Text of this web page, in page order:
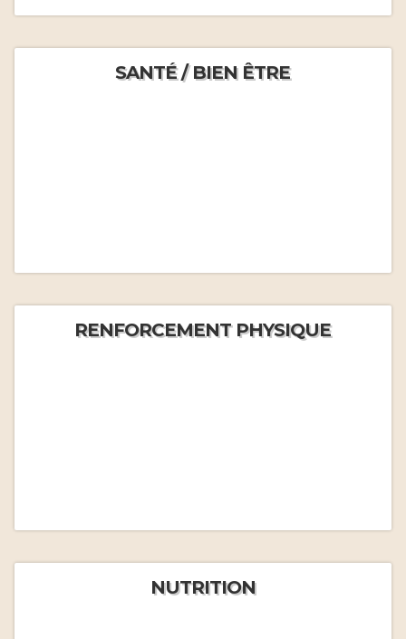
SANTÉ / BIEN ÊTRE
RENFORCEMENT PHYSIQUE
NUTRITION